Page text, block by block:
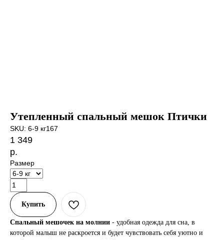
Утепленный спальный мешок Птички
SKU: 6-9 кг167
1 349
р.
Размер
Купить
Спальный мешочек на молнии - удобная одежда для сна, в
которой малыш не раскроется и будет чувствовать себя уютно и